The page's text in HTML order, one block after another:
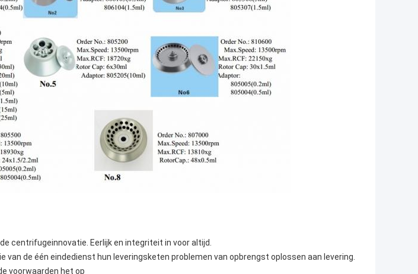
centrifugeinnovatie. Eerlijk en integriteit in voor altijd.
van de één eindedienst hun leveringsketen problemen van opbrengst oplossen aan levering.
voorwaarden het op